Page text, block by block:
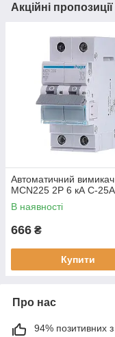
Акційні
Автоматичний
MCN225 2P 6 кА C-
В наявності
666 ₴
Купити
Про нас
94% позитивних з